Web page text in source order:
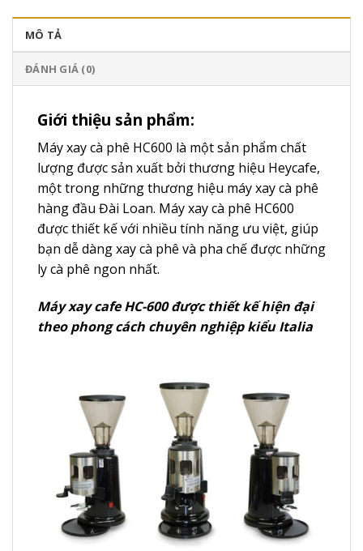
MÔ TẢ
ĐÁNH GIÁ (0)
Giới thiệu sản phẩm:
Máy xay cà phê HC600 là một sản phẩm chất
lượng được sản xuất bởi thương hiệu Heycafe,
một trong những thương hiệu máy xay cà phê
hàng đầu Đài Loan. Máy xay cà phê HC600
được thiết kế với nhiều tính năng ưu việt, giúp
bạn dễ dàng xay cà phê và pha chế được những
ly cà phê ngon nhất.
Máy xay cafe HC-600 được thiết kế hiện đại
theo phong cách chuyên nghiệp kiểu Italia